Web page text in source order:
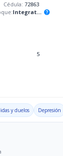
Cédula: 72863
Integrativo help
5
y duelos Depresión